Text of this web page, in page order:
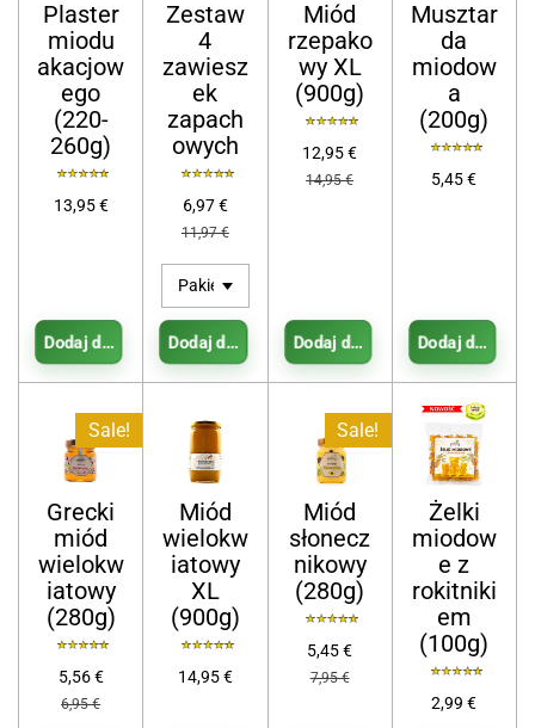
Plaster
miodu
akacjow
ego
(220-
260g)
13,95 €
Dodaj do koszyka
Zestaw
4
zawiesz
ek
zapach
owych
6,97 €
11,97 €
Dodaj do koszyka
Miód
rzepako
wy XL
(900g)
12,95 €
14,95 €
Dodaj do koszyka
Musztar
da
miodow
a
(200g)
5,45 €
Dodaj do
Sale!
Grecki
miód
wielokw
iatowy
(280g)
5,56 €
6,95 €
Miód
wielokw
iatowy
XL
(900g)
14,95 €
Sale!
Miód
słonecz
nikowy
(280g)
5,45 €
7,95 €
Żelki
miodow
e z
rokitniki
em
(100g)
2,99 €